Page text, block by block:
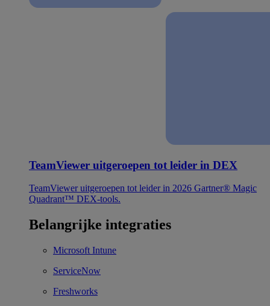
TeamViewer uitgeroepen tot leider in DEX
TeamViewer uitgeroepen tot leider in 2026 Gartner® Magic
Quadrant™ DEX-tools.
Belangrijke integraties
Microsoft Intune
ServiceNow
Freshworks